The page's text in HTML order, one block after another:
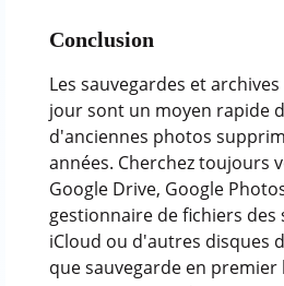
Conclusion
Les sauvegardes et
jour sont un moyen rapide
d'anciennes photos
années. Cherchez toujours
Google Drive, Google
gestionnaire de fichiers des
iCloud ou d'autres disques
que sauvegarde en premier